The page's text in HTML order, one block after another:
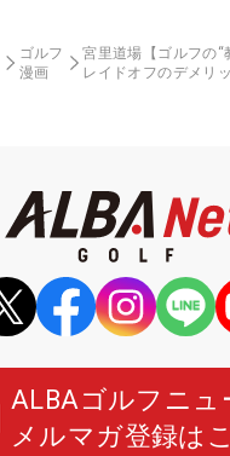
ゴルフ
漫画
宮里道場【ゴルフの“
レイドオフのデメリ
ALBAゴルフニュ
メルマガ登録は